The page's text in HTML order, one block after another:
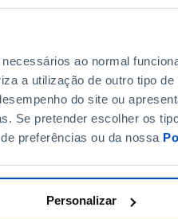
ao normal
a utilização de outro tipo
do site ou
Se pretender escolher os
preferências ou da nossa
Personalizar
DE FIM